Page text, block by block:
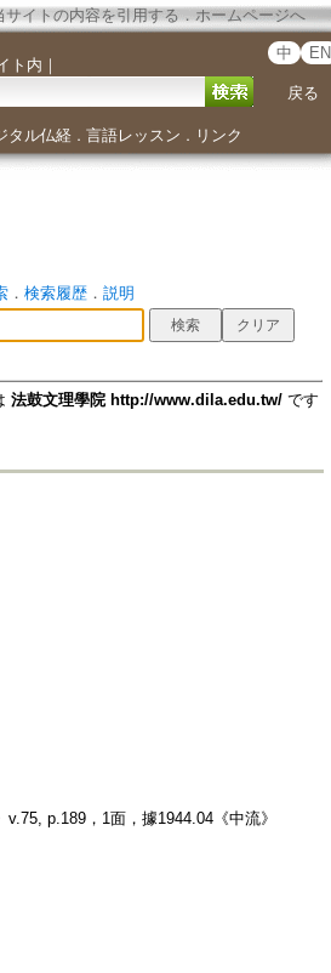
サイトの内容を引用する ． ホームページへ
ト内 ｜
中 EN
戻る
タル仏経． 言語レッスン ． リンク
． 検索履歴． 説明
法鼓文理學院 http://www.dila.edu.tw/です
p.189，1面，據1944.04《中流》